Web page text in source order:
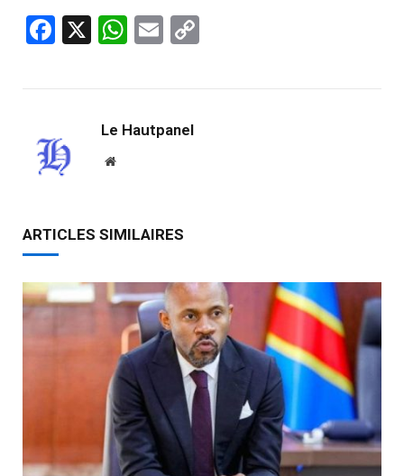
Facebook
X WhatsApp
Email
Le Hautpanel
Website
ARTICLES SIMILAIRES